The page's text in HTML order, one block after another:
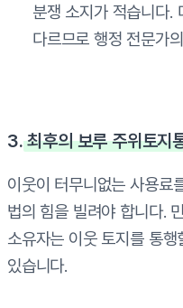
분쟁 소지가 적습니다.
다르므로 행정 전문가
3.최후의 보루 주위토지
이웃이 터무니없는 사용료
법의 힘을 빌려야 합니다.
소유자는 이웃 토지를 통
있습니다.